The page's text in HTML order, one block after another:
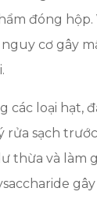
đóng
cơ gây
các loại hạt,
rửa sạch
thừa và làm